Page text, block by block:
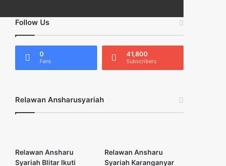
Follow Us
0
Fans
41,800
Subscribers
Relawan Ansharusyariah
Relawan Ansharu
Syariah Blitar Ikuti
Relawan Ansharu
Syariah Karanganyar